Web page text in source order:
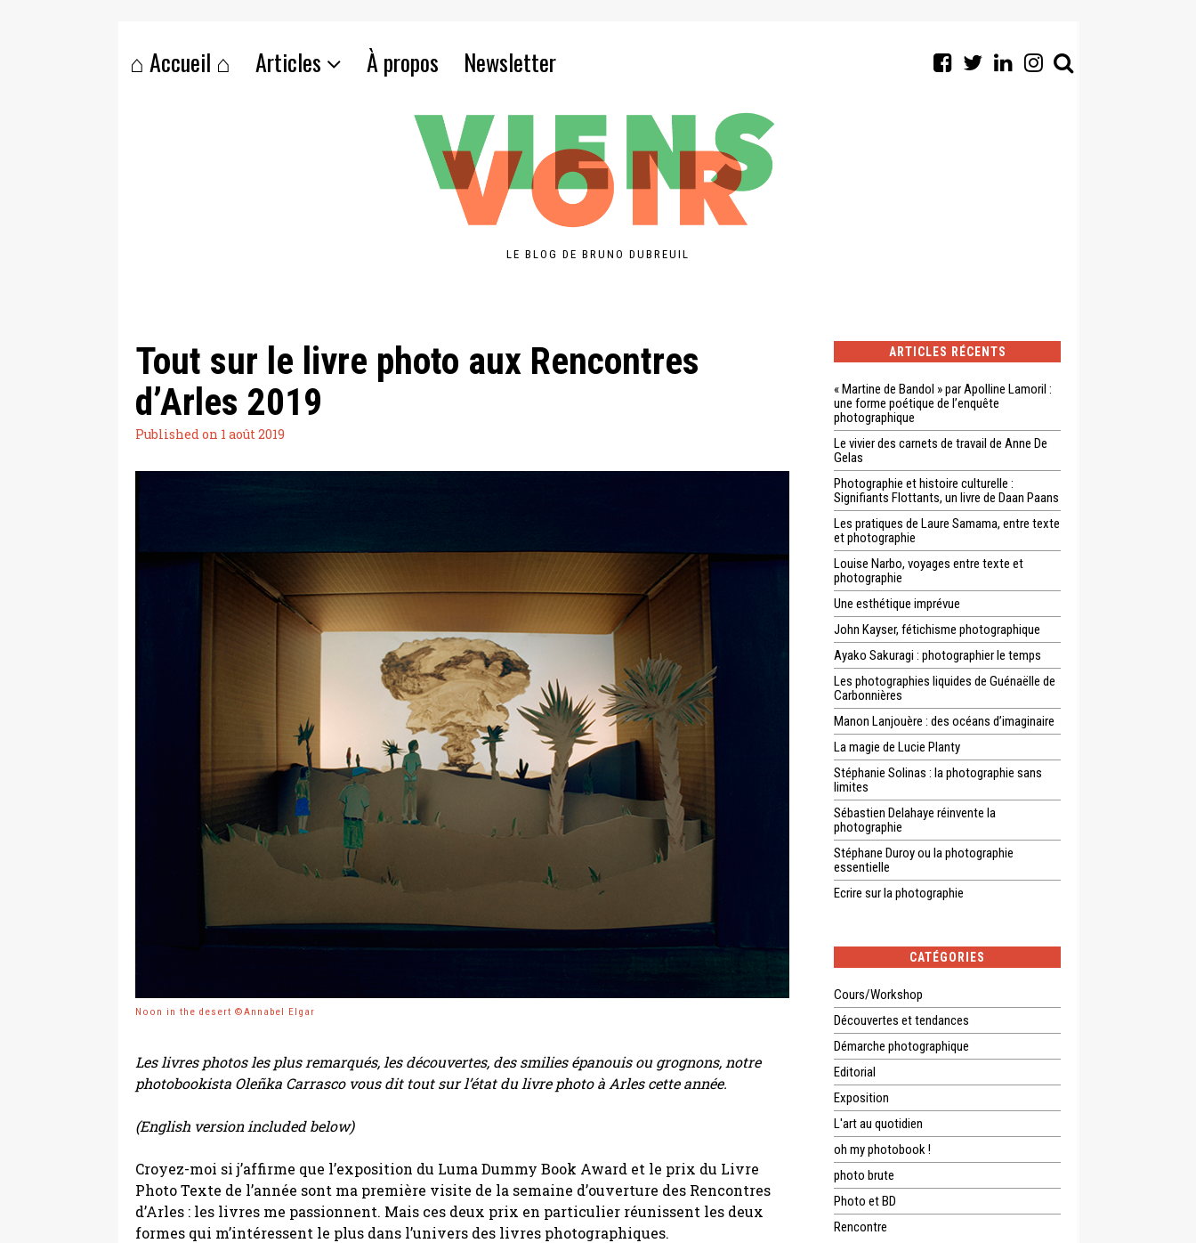
⌂ Accueil ⌂ Articles À propos Newsletter
LE BLOG DE BRUNO DUBREUIL
Tout sur le livre photo aux Rencontres
d’Arles 2019
Published on 1 août 2019
Noon in the desert ©Annabel Elgar
Les livres photos les plus remarqués, les découvertes, des smilies épanouis ou grognons, notre
photobookista Oleñka Carrasco vous dit tout sur l’état du livre photo à Arles cette année.
(English version included below)
Croyez-moi si j’affirme que l’exposition du Luma Dummy Book Award et le prix du Livre
Photo Texte de l’année sont ma première visite de la semaine d’ouverture des Rencontres
d’Arles : les livres me passionnent. Mais ces deux prix en particulier réunissent les deux
formes qui m’intéressent le plus dans l’univers des livres photographiques.
ARTICLES RÉCENTS
« Martine de Bandol » par Apolline Lamoril :
une forme poétique de l’enquête
photographique
Le vivier des carnets de travail de Anne De
Gelas
Photographie et histoire culturelle :
Signifiants Flottants, un livre de Daan Paans
Les pratiques de Laure Samama, entre texte
et photographie
Louise Narbo, voyages entre texte et
photographie
Une esthétique imprévue
John Kayser, fétichisme photographique
Ayako Sakuragi : photographier le temps
Les photographies liquides de Guénaëlle de
Carbonnières
Manon Lanjouère : des océans d’imaginaire
La magie de Lucie Planty
Stéphanie Solinas : la photographie sans
limites
Sébastien Delahaye réinvente la
photographie
Stéphane Duroy ou la photographie
essentielle
Ecrire sur la photographie
CATÉGORIES
Cours/Workshop
Découvertes et tendances
Démarche photographique
Editorial
Exposition
L'art au quotidien
oh my photobook !
photo brute
Photo et BD
Rencontre